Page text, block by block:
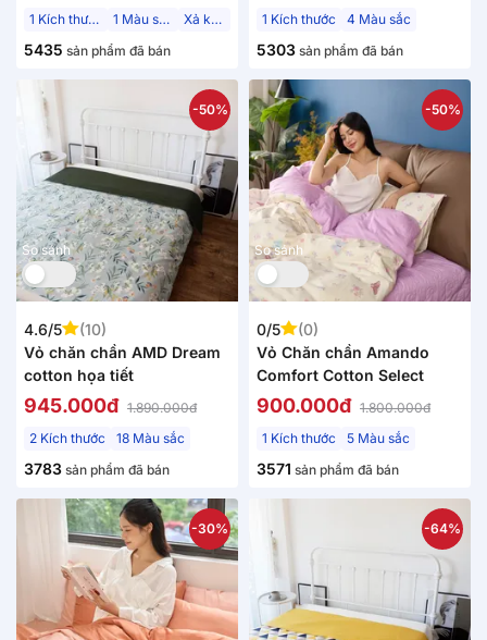
1 Kích thước
1 Màu sắc Xả kho
5435 sản phẩm đã bán
1 Kích thước
4 Màu sắc
5303 sản phẩm đã bán
So sánh
-50%
4.6/5
(10)
Vỏ chăn chần AMD Dream
cotton họa tiết
945.000đ 1.890.000đ
2 Kích thước
18 Màu sắc
3783 sản phẩm đã bán
So sánh
-50%
0/5
(0)
Vỏ Chăn chần Amando
Comfort Cotton Select
900.000đ 1.800.000đ
1 Kích thước
5 Màu sắc
3571 sản phẩm đã bán
-30% -64%